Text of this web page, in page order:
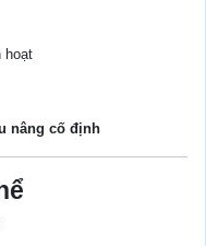
hoạt
nâng cố định